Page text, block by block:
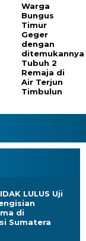
Warga
Bungus
Timur
Geger
dengan
ditemukannya
Tubuh 2
Remaja di
Air Terjun
Timbulun
LULUS Uji
di
Sumatera